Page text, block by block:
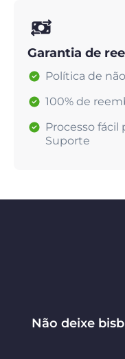
Garantia de
Política de
100% de
Processo
Suporte
Não deixe